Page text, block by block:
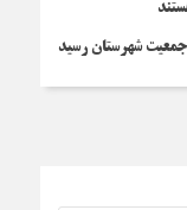
جمعیت شهرستان رسید